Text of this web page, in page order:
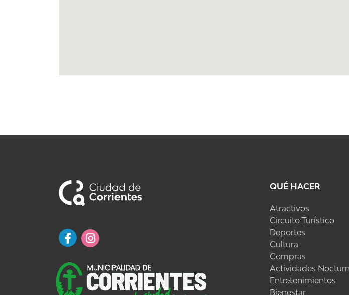
QUÉ HACER
Atractivos
Circuito Turístico
Deportes
Cultura
Compras
Actividades
Entretenimientos
Bienestar